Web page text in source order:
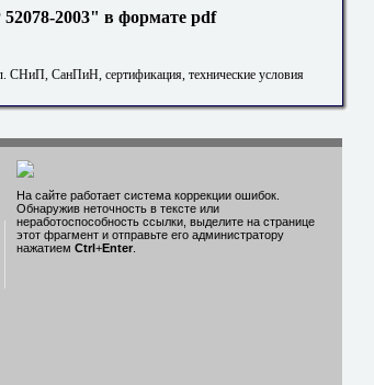
2003" в формате pdf
СНиП, СанПиН, сертификация, технические условия
На сайте работает система коррекции ошибок.
Обнаружив неточность в тексте или
неработоспособность ссылки, выделите на странице
этот фрагмент и отправьте его администратору
нажатием Ctrl+Enter